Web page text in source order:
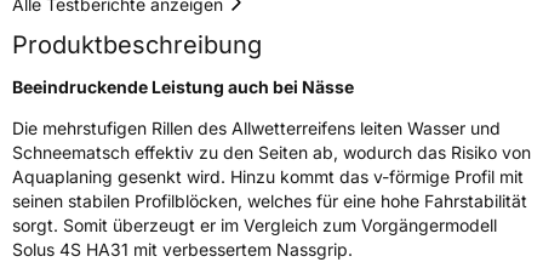
Rollgeräusch (Klasse)B
Rollgeräusch (dB)72
Fahrzeugklasse C1
3PMSF / Schneeflockensymbol / Alpine-SymbolJa
EisgripNein
Produktbeschreibung
Beeindruckende Leistung auch bei Nässe
Die mehrstufigen Rillen des Allwetterreifens leiten Wasser und
Schneematsch effektiv zu den Seiten ab, wodurch das Risiko von
Aquaplaning gesenkt wird. Hinzu kommt das v-förmige Profil mit
seinen stabilen Profilblöcken, welches für eine hohe Fahrstabilität
sorgt. Somit überzeugt er im Vergleich zum Vorgängermodell
Solus 4S HA31 mit verbessertem Nassgrip.